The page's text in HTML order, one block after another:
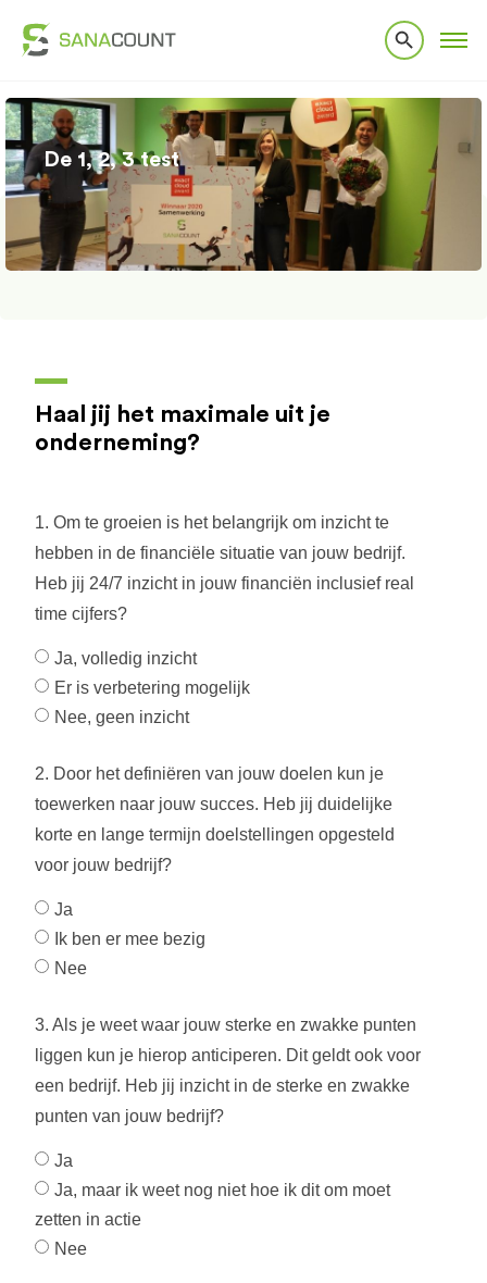
De 1, 2, 3 test
Haal jij het maximale uit je
onderneming?
1. Om te groeien is het belangrijk om inzicht te
hebben in de financiële situatie van jouw bedrijf.
Heb jij 24/7 inzicht in jouw financiën inclusief real
time cijfers?
Ja, volledig inzicht
Er is verbetering mogelijk
Nee, geen inzicht
2. Door het definiëren van jouw doelen kun je
toewerken naar jouw succes. Heb jij duidelijke
korte en lange termijn doelstellingen opgesteld
voor jouw bedrijf?
Ja
Ik ben er mee bezig
Nee
3. Als je weet waar jouw sterke en zwakke punten
liggen kun je hierop anticiperen. Dit geldt ook voor
een bedrijf. Heb jij inzicht in de sterke en zwakke
punten van jouw bedrijf?
Ja
Ja, maar ik weet nog niet hoe ik dit om moet
zetten in actie
Nee